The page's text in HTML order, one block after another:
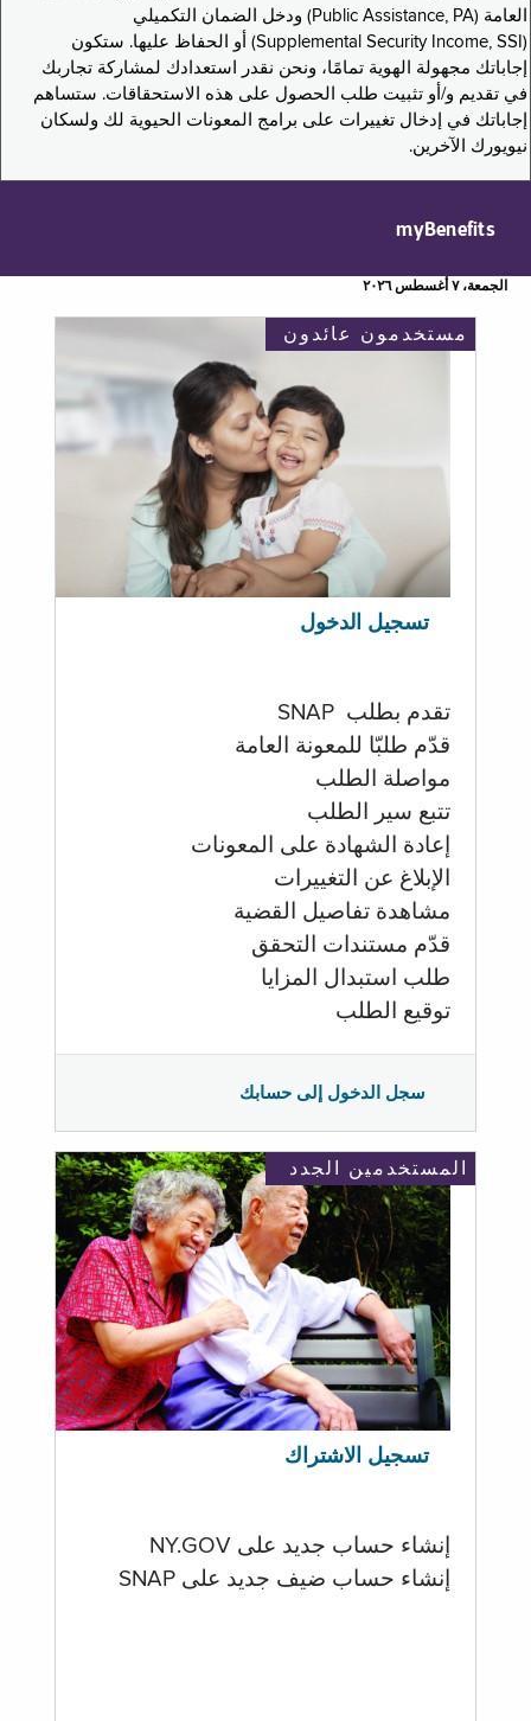
العامة (Public Assistance, PA) ودخل الضمان التكميلي
(Supplemental Security Income, SSI) أو الحفاظ عليها. ستكون
إجاباتك مجهولة الهوية تمامًا، ونحن نقدر استعدادك لمشاركة تجاربك
في تقديم و/أو تثبيت طلب الحصول على هذه الاستحقاقات. ستساهم
إجاباتك في إدخال تغييرات على برامج المعونات الحيوية لك ولسكان
نيويورك الآخرين.
myBenefits
الجمعة، ٧ أغسطس ٢٠٢٦
مستخدمون عائدون
تسجيل الدخول
تقدم بطلب SNAP
قدّم طلبّا للمعونة العامة
مواصلة الطلب
تتبع سير الطلب
إعادة الشهادة على المعونات
الإبلاغ عن التغييرات
مشاهدة تفاصيل القضية
قدّم مستندات التحقق
طلب استبدال المزايا
توقيع الطلب
سجل الدخول إلى حسابك
المستخدمين الجدد
تسجيل الاشتراك
إنشاء حساب جديد على NY.GOV
إنشاء حساب ضيف جديد على SNAP